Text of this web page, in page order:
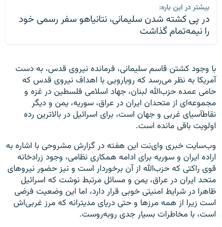
بیشتر در این باره:
در پی کشته شدن سلیمانی، نتانیاهو سفر رسمی خود
را نیمه‌تمام گذاشت
با وجود کشتن قاسم سلیمانی، فرمانده نیروی قدس، به دست
آمریکا به نظر می‌رسد که رویارویی با اهداف نیروی قدس که
حامی عمده حزب‌الله لبنان، جهاد اسلامی فلسطین در غزه و
مجموعه‌ای از متحدان ایران در عراق، سوریه، یمن و دیگر
نقاطآسیای غربی و جهان است، برای اسرائیل در بالاترین رده
اولویت باقی مانده است.
وب‌سایت خبری وای‌نت این هفته در گزارش مشروحی با اشاره به
اراده ایران و سوریه برای ادامه همکاری نظامی، وجود زرادخانه
قوی راکتی که حزب‌الله از آن برخوردار است و نیز حضور نیروهای
متحد ایران در عراق، یمن و مسائل مرتبط نوشت که اسرائیل
ظاهرا در شرایط امنیتی خوبی قرار دارد، اما این وضعیت فرضی
است زیرا از همه مرزها و حتی دریای مدیترانه که مرز غربی‌اش
است، با مخاطرات بسیار جدی روبه‌روست.